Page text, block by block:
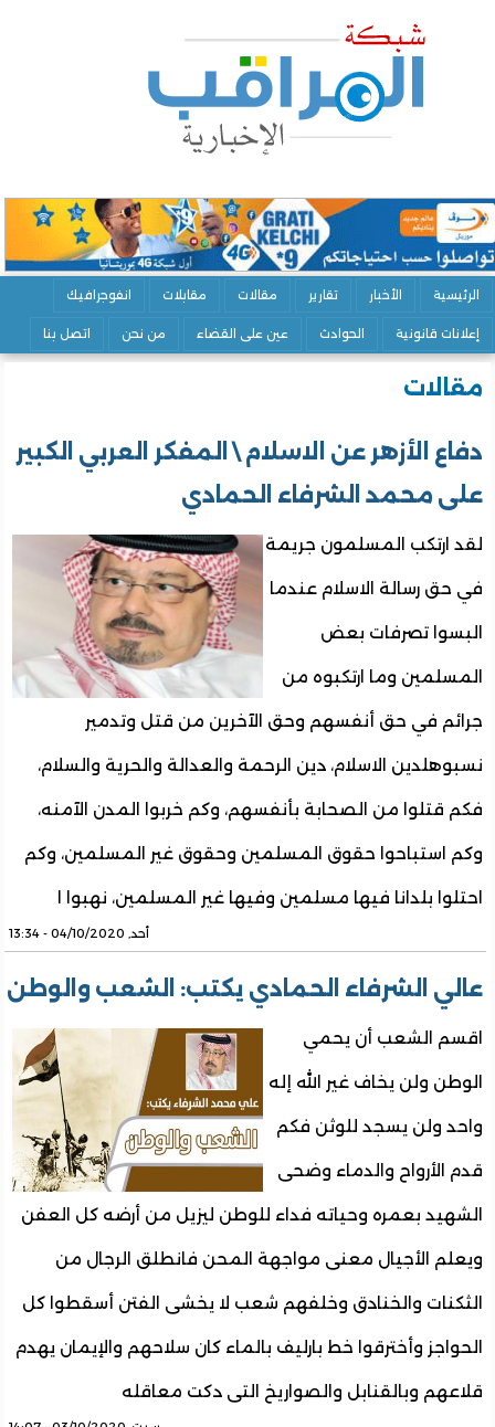
الرئيسية الأخبار تقارير مقالات مقابلات انفوجرافيك
إعلانات قانونية الحوادث عين على القضاء من نحن اتصل بنا
مقالات
دفاع الأزهر عن الاسلام \ المفكر العربي الكبير
على محمد الشرفاء الحمادي
لقد ارتكب المسلمون جريمة
في حق رسالة الاسلام عندما
البسوا تصرفات بعض
المسلمين وما ارتكبوه من
جرائم في حق أنفسهم وحق الآخرين من قتل وتدمير
نسبوهلدين الاسلام، دين الرحمة والعدالة والحرية والسلام،
فكم قتلوا من الصحابة بأنفسهم، وكم خربوا المدن الآمنه،
وكم استباحوا حقوق المسلمين وحقوق غير المسلمين، وكم
احتلوا بلدانا فيها مسلمين وفيها غير المسلمين، نهبوا ا
أحد, 04/10/2020 - 13:34
عالي الشرفاء الحمادي يكتب: الشعب والوطن
اقسم الشعب أن يحمي
الوطن ولن يخاف غير الله إله
واحد ولن يسجد للوثن فكم
قدم الأرواح والدماء وضحى
الشهيد بعمره وحياته فداء للوطن ليزيل من أرضه كل العفن
ويعلم الأجيال معنى مواجهة المحن فانطلق الرجال من
الثكنات والخنادق وخلفهم شعب لا يخشى الفتن أسقطوا كل
الحواجز وأخترقوا خط بارليف بالماء كان سلاحهم والإيمان يهدم
قلاعهم وبالقنابل والصواريخ التى دكت معاقله